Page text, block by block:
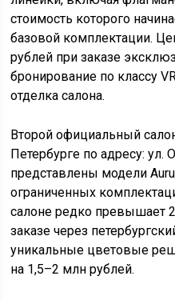
стоимость которого
базовой комплектации.
рублей при заказе
бронирование по классу
отделка салона.
Второй официальный
Петербурге по адресу: ул.
представлены модели
ограниченных
салоне редко превышает
заказе через
уникальные цветовые
на 1,5–2 млн рублей.